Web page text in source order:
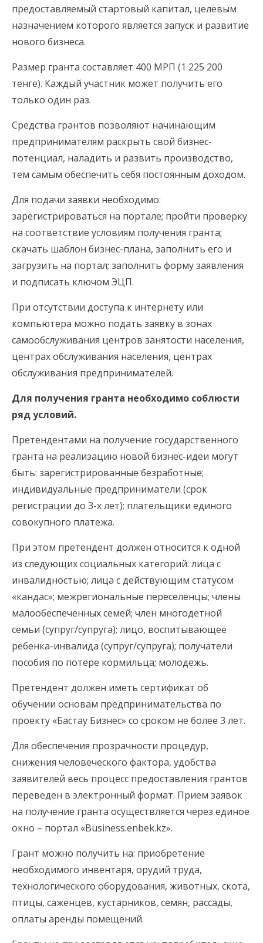
предоставляемый стартовый капитал, целевым
назначением которого является запуск и развитие
нового бизнеса.
Размер гранта составляет 400 МРП (1 225 200
тенге). Каждый участник может получить его
только один раз.
Средства грантов позволяют начинающим
предпринимателям раскрыть свой бизнес-
потенциал, наладить и развить производство,
тем самым обеспечить себя постоянным доходом.
Для подачи заявки необходимо:
зарегистрироваться на портале; пройти проверку
на соответствие условиям получения гранта;
скачать шаблон бизнес-плана, заполнить его и
загрузить на портал; заполнить форму заявления
и подписать ключом ЭЦП.
При отсутствии доступа к интернету или
компьютера можно подать заявку в зонах
самообслуживания центров занятости населения,
центрах обслуживания населения, центрах
обслуживания предпринимателей.
Для получения гранта необходимо соблюсти
ряд условий.
Претендентами на получение государственного
гранта на реализацию новой бизнес-идеи могут
быть: зарегистрированные безработные;
индивидуальные предприниматели (срок
регистрации до 3-х лет); плательщики единого
совокупного платежа.
При этом претендент должен относится к одной
из следующих социальных категорий: лица с
инвалидностью; лица с действующим статусом
«кандас»; межрегиональные переселенцы; члены
малообеспеченных семей; член многодетной
семьи (супруг/супруга); лицо, воспитывающее
ребенка-инвалида (супруг/супруга); получатели
пособия по потере кормильца; молодежь.
Претендент должен иметь сертификат об
обучении основам предпринимательства по
проекту «Бастау Бизнес» со сроком не более 3 лет.
Для обеспечения прозрачности процедур,
снижения человеческого фактора, удобства
заявителей весь процесс предоставления грантов
переведен в электронный формат. Прием заявок
на получение гранта осуществляется через единое
окно – портал «Business.enbek.kz».
Грант можно получить на: приобретение
необходимого инвентаря, орудий труда,
технологического оборудования, животных, скота,
птицы, саженцев, кустарников, семян, рассады,
оплаты аренды помещений.